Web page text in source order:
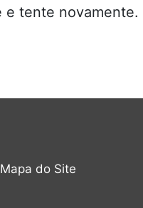
e tente novamente.
Mapa do Site